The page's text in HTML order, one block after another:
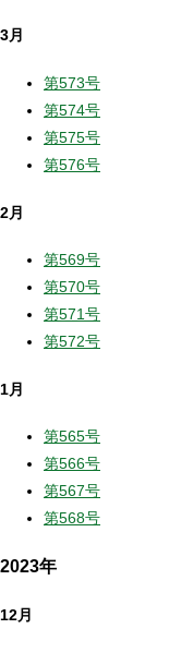
3月
第573号
第574号
第575号
第576号
2月
第569号
第570号
第571号
第572号
1月
第565号
第566号
第567号
第568号
2023年
12月